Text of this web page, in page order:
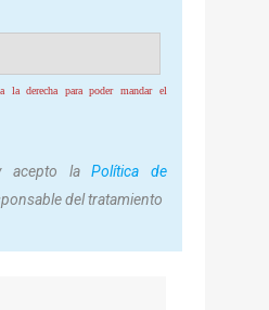
la derecha para poder mandar el
acepto laPolítica de
del tratamiento